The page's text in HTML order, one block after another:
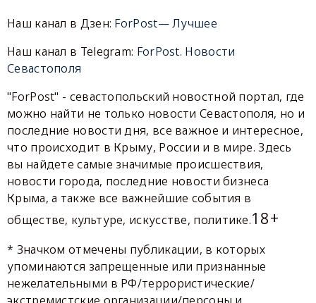
Наш канал в Дзен: ForPost— Лучшее
Наш канал в Telegram: ForPost. Новости
Севастополя
"ForPost" - севастопольский новостной портал, где
можно найти не только новости Севастополя, но и
последние новости дня, все важное и интересное,
что происходит в Крыму, России и в мире. Здесь
вы найдете самые значимые происшествия,
новости города, последние новости бизнеса
Крыма, а также все важнейшие события в
обществе, культуре, искусстве, политике.18+
* Значком отмечены публикации, в которых
упоминаются запрещенные или признанные
нежелательными в РФ/террористические/